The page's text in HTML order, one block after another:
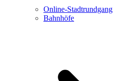
Online-Stadtrundgang
Bahnhöfe